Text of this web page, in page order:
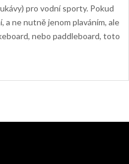
pro vodní sporty. Pokud
a ne nutně jenom plaváním, ale
nebo paddleboard, toto